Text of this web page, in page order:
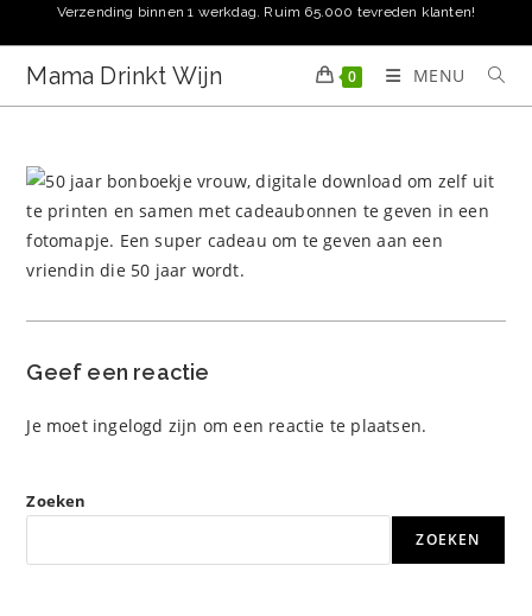
naar
inhoud
Verzending binnen 1 werkdag. Ruim 65.000 tevreden klanten!
Mama Drinkt Wijn 0 MENU
Geef een reactie
Je moet ingelogd zijn om een reactie te plaatsen.
Zoeken
ZOEKEN